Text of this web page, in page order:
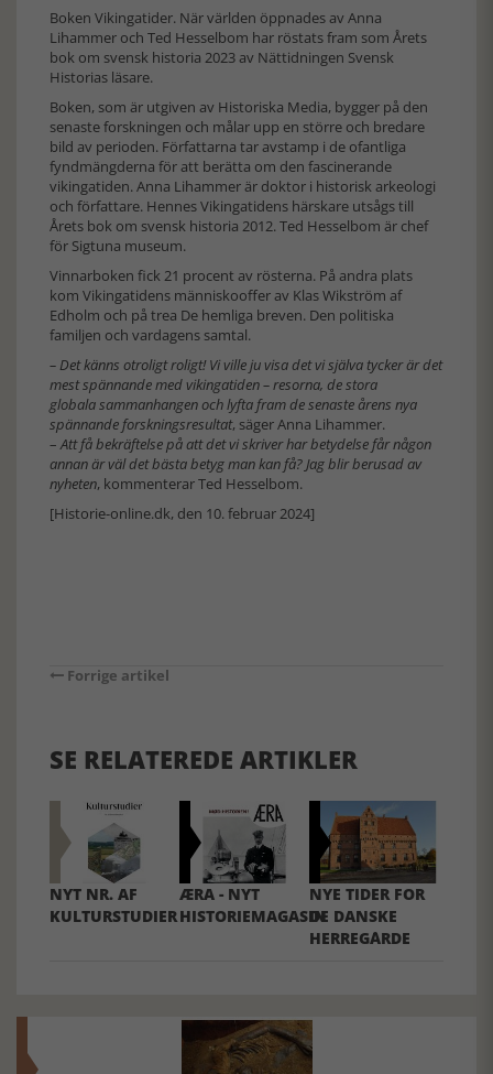
Boken Vikingatider. När världen öppnades av Anna
Lihammer och Ted Hesselbom har röstats fram som Årets
bok om svensk historia 2023 av Nättidningen Svensk
Historias läsare.
Boken, som är utgiven av Historiska Media, bygger på den
senaste forskningen och målar upp en större och bredare
bild av perioden. Författarna tar avstamp i de ofantliga
fyndmängderna för att berätta om den fascinerande
vikingatiden. Anna Lihammer är doktor i historisk arkeologi
och författare. Hennes Vikingatidens härskare utsågs till
Årets bok om svensk historia 2012. Ted Hesselbom är chef
för Sigtuna museum.
Vinnarboken fick 21 procent av rösterna. På andra plats
kom Vikingatidens människooffer av Klas Wikström af
Edholm och på trea De hemliga breven. Den politiska
familjen och vardagens samtal.
– Det känns otroligt roligt! Vi ville ju visa det vi själva tycker är det
mest spännande med vikingatiden – resorna, de stora
globala sammanhangen och lyfta fram de senaste årens nya
spännande forskningsresultat, säger Anna Lihammer.
–Att få bekräftelse på att det vi skriver har betydelse får någon
annan är väl det bästa betyg man kan få? Jag blir berusad av
nyheten, kommenterar Ted Hesselbom.
[Historie-online.dk, den 10. februar 2024]
Forrige artikel
SE RELATEREDE ARTIKLER
NYT NR. AF
KULTURSTUDIER
ÆRA - NYT
HISTORIEMAGASIN
NYE TIDER FOR
DE DANSKE
HERREGÅRDE